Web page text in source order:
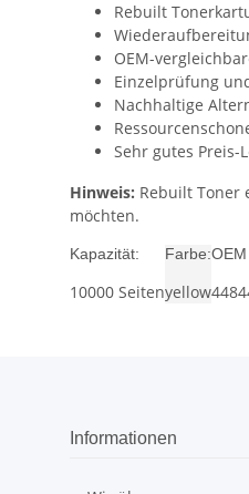
Rebuilt
OEM-
Einzelprüfung
Nachhaltige
Sehr gutes Preis-
Hinweis: Rebuilt Toner
möchten.
Kapazität:
10000 Seiten
Farbe:
yellow
Informationen